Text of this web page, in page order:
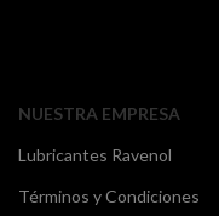
NUESTRA EMPRESA
Lubricantes Ravenol
Términos y Condiciones